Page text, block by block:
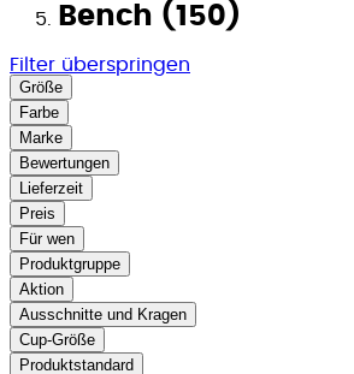
Bench (150)
Filter überspringen
Größe
Farbe
Marke
Bewertungen
Lieferzeit
Preis
Für wen
Produktgruppe
Aktion
Ausschnitte und Kragen
Cup-Größe
Produktstandard